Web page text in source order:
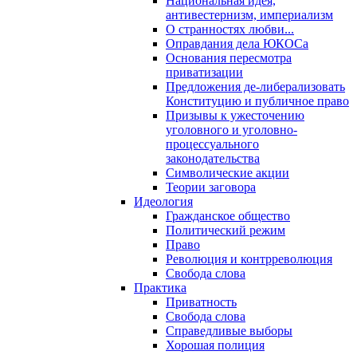
антивестернизм, империализм
О странностях любви...
Оправдания дела ЮКОСа
Основания пересмотра
приватизации
Предложения де-либерализовать
Конституцию и публичное право
Призывы к ужесточению
уголовного и уголовно-
процессуального
законодательства
Символические акции
Теории заговора
Идеология
Гражданское общество
Политический режим
Право
Революция и контрреволюция
Свобода слова
Практика
Приватность
Свобода слова
Справедливые выборы
Хорошая полиция